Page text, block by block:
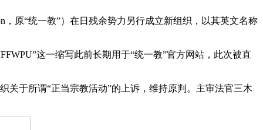
原“统一教”）在日残余势力另行成立新组织，以其英文名称
这一缩写此前长期用于“统一教”官方网站，此次被直
于所谓“正当宗教活动”的上诉，维持原判。主审法官三木